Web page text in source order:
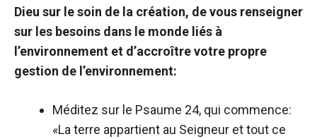
Dieu sur le soin de la création, de vous renseigner
sur les besoins dans le monde liés à
l’environnement et d’accroître votre propre
gestion de l’environnement:
Méditez sur le Psaume 24, qui commence:
«La terre appartient au Seigneur et tout ce